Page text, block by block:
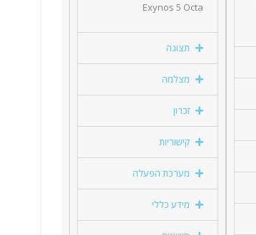
Exynos 5 Octa
תצוגה
מצלמה
זכרון
קישוריות
מערכת הפעלה
מידע כללי